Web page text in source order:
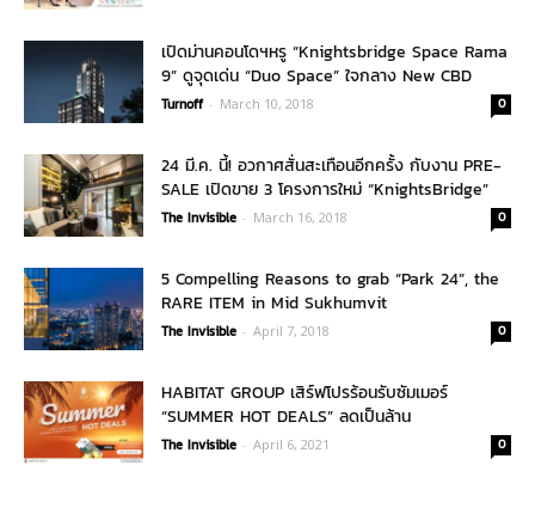
เปิดม่านคอนโดฯหรู “Knightsbridge Space Rama
9” ดูจุดเด่น “Duo Space” ใจกลาง New CBD
Turnoff - March 10, 2018 0
24 มี.ค. นี้! อวกาศสั่นสะเทือนอีกครั้ง กับงาน PRE-
SALE เปิดขาย 3 โครงการใหม่ “KnightsBridge”
The Invisible - March 16, 2018 0
5 Compelling Reasons to grab “Park 24”, the
RARE ITEM in Mid Sukhumvit
The Invisible - April 7, 2018 0
HABITAT GROUP เสิร์ฟโปรร้อนรับซัมเมอร์
“SUMMER HOT DEALS” ลดเป็นล้าน
The Invisible - April 6, 2021 0